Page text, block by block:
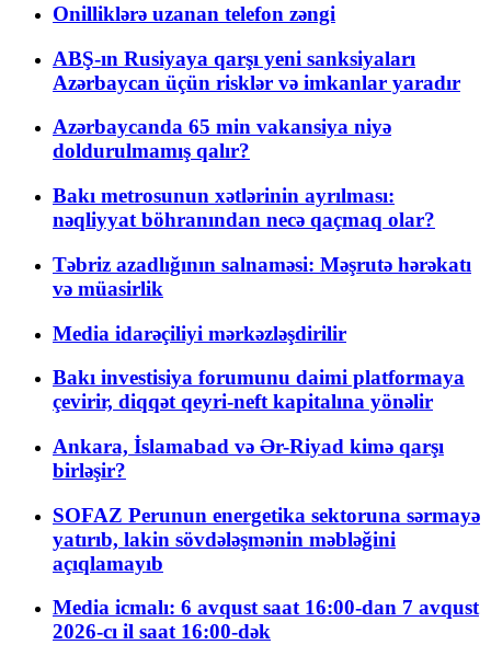
Onilliklərə uzanan telefon zəngi
ABŞ-ın Rusiyaya qarşı yeni sanksiyaları
Azərbaycan üçün risklər və imkanlar yaradır
Azərbaycanda 65 min vakansiya niyə
doldurulmamış qalır?
Bakı metrosunun xətlərinin ayrılması:
nəqliyyat böhranından necə qaçmaq olar?
Təbriz azadlığının salnaməsi: Məşrutə hərəkatı
və müasirlik
Media idarəçiliyi mərkəzləşdirilir
Bakı investisiya forumunu daimi platformaya
çevirir, diqqət qeyri-neft kapitalına yönəlir
Ankara, İslamabad və Ər-Riyad kimə qarşı
birləşir?
SOFAZ Perunun energetika sektoruna sərmayə
yatırıb, lakin sövdələşmənin məbləğini
açıqlamayıb
Media icmalı: 6 avqust saat 16:00-dan 7 avqust
2026-cı il saat 16:00-dək